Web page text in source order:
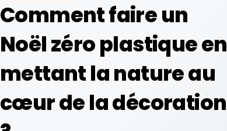
Comment faire un
Noël zéro plastique en
mettant la nature au
cœur de la décoration